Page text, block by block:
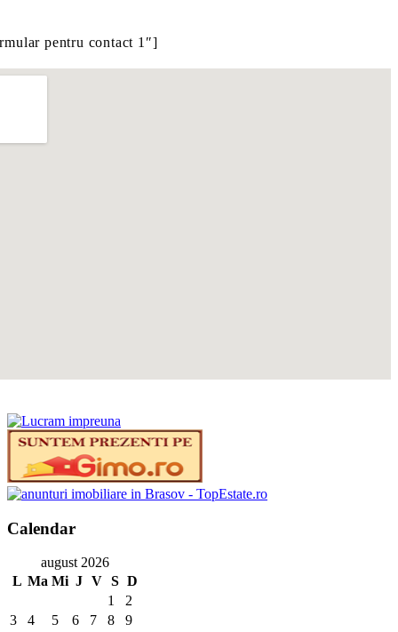
pentru contact 1″]
Calendar
august 2026
L Ma Mi J V S D
1
2
3
4 5 6 7 8 9